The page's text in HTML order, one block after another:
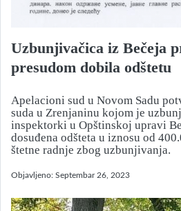
Uzbunjivačica iz Bečeja
presudom dobila odštetu
Apelacioni sud u Novom Sadu
suda u Zrenjaninu kojom je
inspektorki u Opštinskoj upravi
dosuđena odšteta u iznosu od
štetne radnje zbog uzbunjivanja.
Objavljeno: Septembar 26, 2023